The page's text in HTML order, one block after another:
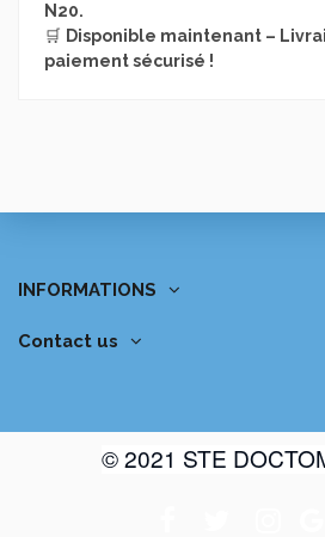
N20.
🛒 Disponible maintenant –
paiement sécurisé !
INFORMATIONS
Contact us
© 2021 STE